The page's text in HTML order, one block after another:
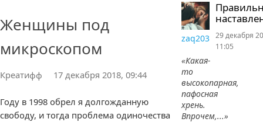
Женщины под
микроскопом
Креатифф 17 декабря 2018, 09:44
Году в 1998 обрел я долгожданную
свободу, и тогда проблема одиночества
zaq203
«Какая-
то
высокопарная,
пафосная
хрень.
Впрочем,...»
29 декабря
11:05